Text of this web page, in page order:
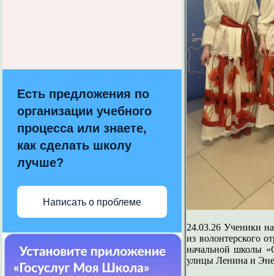
Есть предложения по
организации учебного
процесса или знаете,
как сделать школу
лучше?
Написать о проблеме
24.03.26 Ученики
из волонтерского
начальной школы
улицы Ленина и